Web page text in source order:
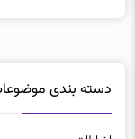
ارتباطات